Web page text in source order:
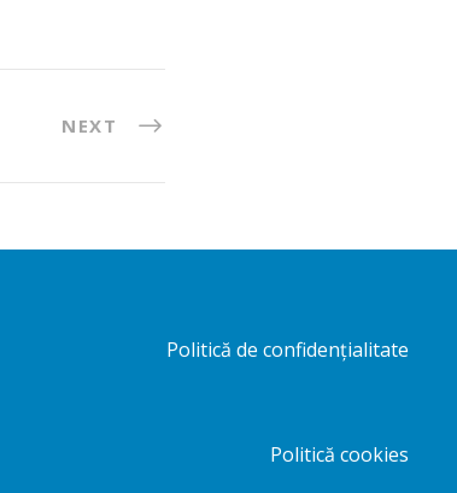
NEXT
Politică de confidențialitate
Politică cookies